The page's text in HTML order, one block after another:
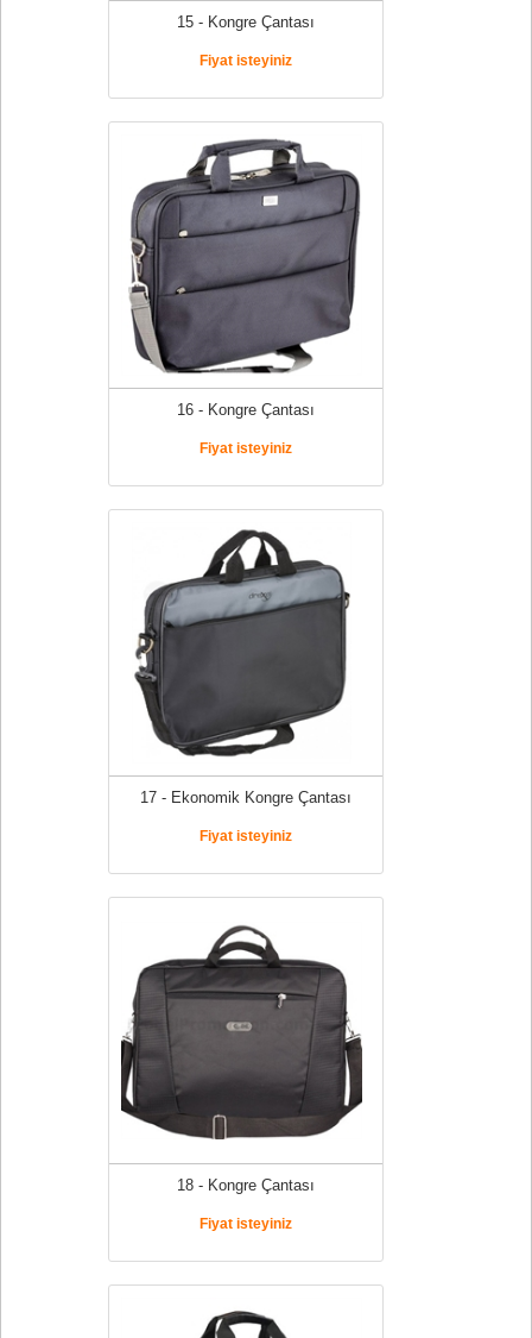
15 - Kongre Çantası
Fiyat isteyiniz
16 - Kongre Çantası
Fiyat isteyiniz
17 - Ekonomik Kongre Çantası
Fiyat isteyiniz
18 - Kongre Çantası
Fiyat isteyiniz